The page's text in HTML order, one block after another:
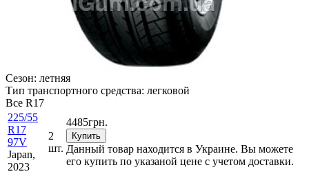
Сезон: летняя
Тип транспортного средства: легковой
Все R17
225/55
R17
97V
Japan,
2023
2
шт.
4485грн.
Купить
Данный товар находится в Украине. Вы можете
его купить по указаной цене с учетом доставки.